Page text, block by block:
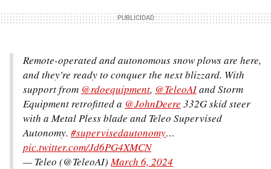
Remote-operated and autonomous snow plows are here,
and they're ready to conquer the next blizzard. With
support from @rdoequipment, @TeleoAIand Storm
Equipment retrofitted a @JohnDeere 332G skid steer
with a Metal Pless blade and Teleo Supervised
Autonomy. #supervisedautonomy…
pic.twitter.com/Jd6PG4XMCN
— Teleo (@TeleoAI)March 6, 2024